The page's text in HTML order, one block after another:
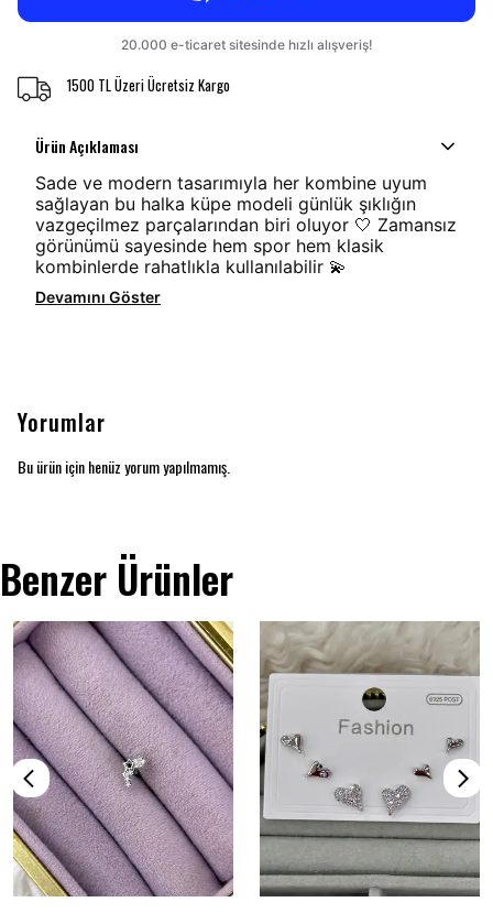
1500 TL Üzeri Ücretsiz Kargo
Ürün Açıklaması
Sade ve modern tasarımıyla her kombine uyum
sağlayan bu halka küpe modeli günlük şıklığın
vazgeçilmez parçalarından biri oluyor 🤍 Zamansız
görünümü sayesinde hem spor hem klasik
kombinlerde rahatlıkla kullanılabilir 💫
Devamını Göster
Yorumlar
Bu ürün için henüz yorum yapılmamış.
Benzer Ürünler